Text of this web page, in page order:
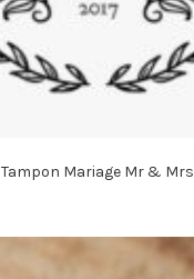
Tampon Mariage Mr & Mrs